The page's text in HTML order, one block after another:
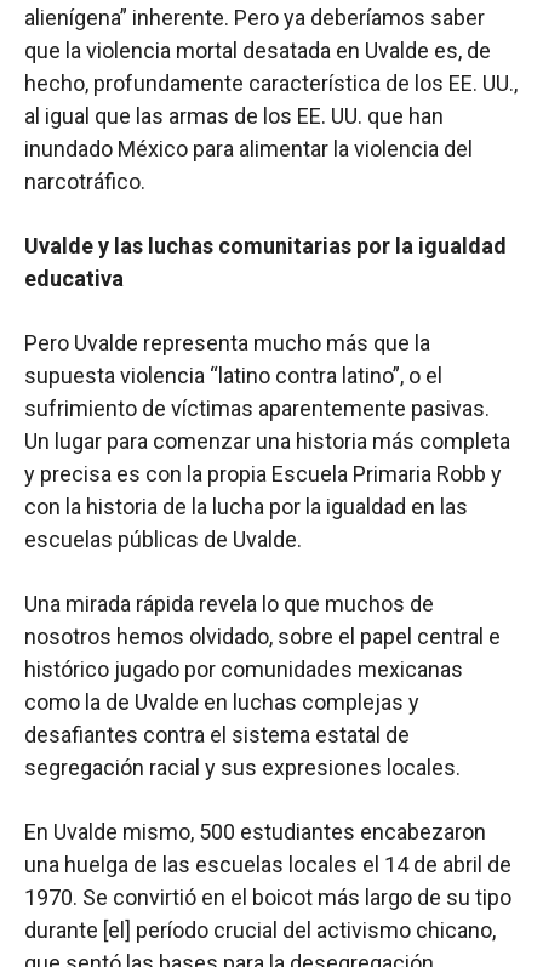
alienígena” inherente. Pero ya deberíamos saber
que la violencia mortal desatada en Uvalde es, de
hecho, profundamente característica de los EE. UU.,
al igual que las armas de los EE. UU. que han
inundado México para alimentar la violencia del
narcotráfico.
Uvalde y las luchas comunitarias por la igualdad
educativa
Pero Uvalde representa mucho más que la
supuesta violencia “latino contra latino”, o el
sufrimiento de víctimas aparentemente pasivas.
Un lugar para comenzar una historia más completa
y precisa es con la propia Escuela Primaria Robb y
con la historia de la lucha por la igualdad en las
escuelas públicas de Uvalde.
Una mirada rápida revela lo que muchos de
nosotros hemos olvidado, sobre el papel central e
histórico jugado por comunidades mexicanas
como la de Uvalde en luchas complejas y
desafiantes contra el sistema estatal de
segregación racial y sus expresiones locales.
En Uvalde mismo, 500 estudiantes encabezaron
una huelga de las escuelas locales el 14 de abril de
1970. Se convirtió en el boicot más largo de su tipo
durante [el] período crucial del activismo chicano,